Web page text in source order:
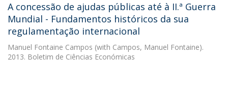
A concessão de ajudas públicas até à II.ª Guerra
Mundial - Fundamentos históricos da sua
regulamentação internacional
Manuel Fontaine Campos (with Campos, Manuel Fontaine).
2013. Boletim de Ciências Económicas